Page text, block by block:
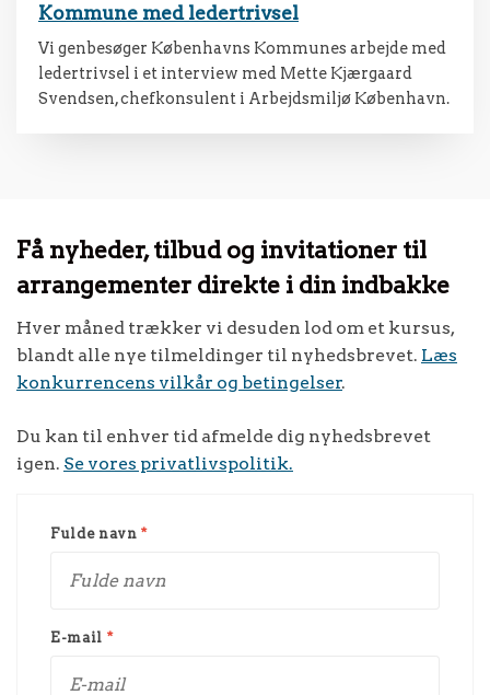
Kommune med ledertrivsel
Vi genbesøger Københavns Kommunes arbejde med
ledertrivsel i et interview med Mette Kjærgaard
Svendsen, chefkonsulent i Arbejdsmiljø København.
Få nyheder, tilbud og invitationer til
arrangementer direkte i din indbakke
Hver måned trækker vi desuden lod om et kursus,
blandt alle nye tilmeldinger til nyhedsbrevet. Læs
konkurrencens vilkår og betingelser.
Du kan til enhver tid afmelde dig nyhedsbrevet
igen. Se vores privatlivspolitik.
Fulde navn*
E-mail *